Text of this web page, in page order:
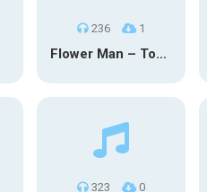
236 1
Flower Man – Toby Fox
323 0